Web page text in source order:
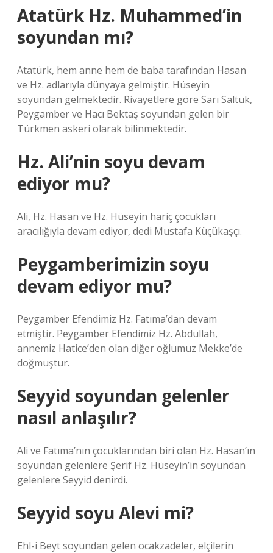
Atatürk Hz. Muhammed’in
soyundan mı?
Atatürk, hem anne hem de baba tarafından Hasan
ve Hz. adlarıyla dünyaya gelmiştir. Hüseyin
soyundan gelmektedir. Rivayetlere göre Sarı Saltuk,
Peygamber ve Hacı Bektaş soyundan gelen bir
Türkmen askeri olarak bilinmektedir.
Hz. Ali’nin soyu devam
ediyor mu?
Ali, Hz. Hasan ve Hz. Hüseyin hariç çocukları
aracılığıyla devam ediyor, dedi Mustafa Küçükaşçı.
Peygamberimizin soyu
devam ediyor mu?
Peygamber Efendimiz Hz. Fatıma’dan devam
etmiştir. Peygamber Efendimiz Hz. Abdullah,
annemiz Hatice’den olan diğer oğlumuz Mekke’de
doğmuştur.
Seyyid soyundan gelenler
nasıl anlaşılır?
Ali ve Fatıma’nın çocuklarından biri olan Hz. Hasan’ın
soyundan gelenlere Şerif Hz. Hüseyin’in soyundan
gelenlere Seyyid denirdi.
Seyyid soyu Alevi mi?
Ehl-i Beyt soyundan gelen ocakzadeler, elçilerin